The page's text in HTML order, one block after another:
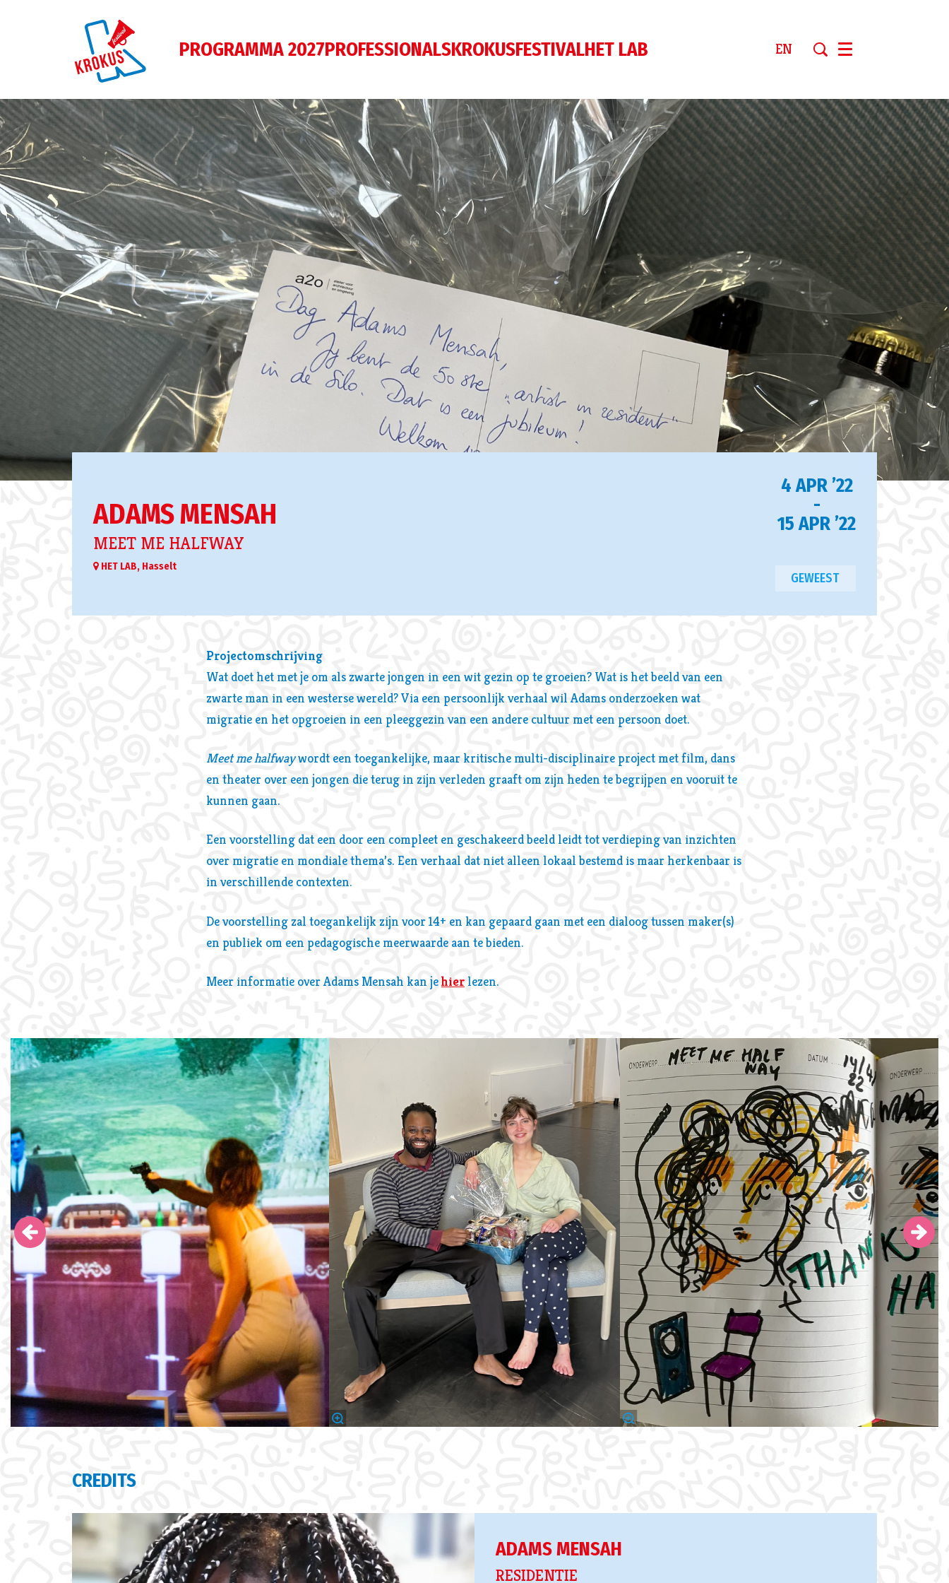
PROGRAMMA 2027PROFESSIONALSKROKUSFESTIVALHET LAB EN Menu
ADAMS MENSAH
MEET ME HALFWAY
HET LAB, Hasselt
4 APR ’22
-
15 APR ’22
GEWEEST
Projectomschrijving
Wat doet het met je om als zwarte jongen in een wit gezin op te groeien? Wat is het beeld van een
zwarte man in een westerse wereld? Via een persoonlijk verhaal wil Adams onderzoeken wat
migratie en het opgroeien in een pleeggezin van een andere cultuur met een persoon doet.
Meet me halfwaywordt een toegankelijke, maar kritische multi-disciplinaire project met film, dans
en theater over een jongen die terug in zijn verleden graaft om zijn heden te begrijpen en vooruit te
kunnen gaan.
Een voorstelling dat een door een compleet en geschakeerd beeld leidt tot verdieping van inzichten
over migratie en mondiale thema’s. Een verhaal dat niet alleen lokaal bestemd is maar herkenbaar is
in verschillende contexten.
De voorstelling zal toegankelijk zijn voor 14+ en kan gepaard gaan met een dialoog tussen maker(s)
en publiek om een pedagogische meerwaarde aan te bieden.
Meer informatie over Adams Mensah kan jehierlezen.
Overslaan
Inzoomen
CREDITS
ADAMS MENSAH
RESIDENTIE